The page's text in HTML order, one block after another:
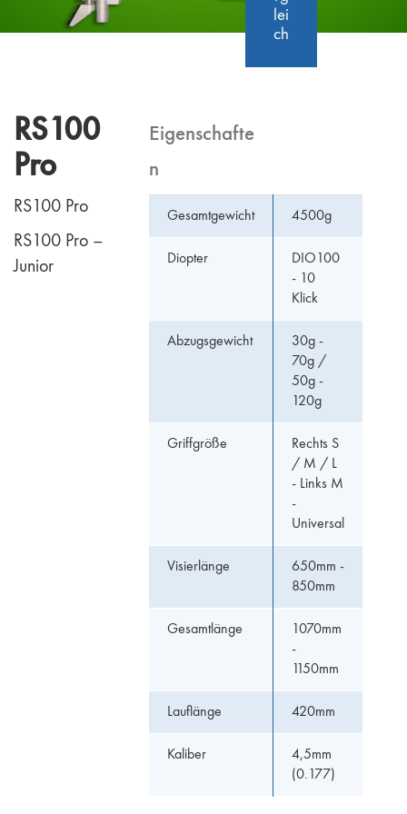
lei
ch
RS100
Pro
RS100 Pro
RS100 Pro –
Junior
Eigenschafte
n
Gesamtgewicht 4500g
Diopter
DIO100
- 10
Klick
Abzugsgewicht
30g -
70g /
50g -
120g
Griffgröße
Rechts S
/ M / L
- Links M
-
Universal
Visierlänge
650mm -
850mm
Gesamtlänge
1070mm
-
1150mm
Lauflänge 420mm
Kaliber
4,5mm
(0.177)